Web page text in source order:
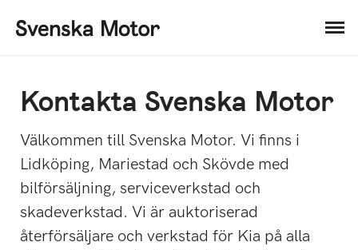
Kontakta Svenska Motor
Välkommen till Svenska Motor. Vi finns i
Lidköping, Mariestad och Skövde med
bilförsäljning, serviceverkstad och
skadeverkstad. Vi är auktoriserad
återförsäljare och verkstad för Kia på alla